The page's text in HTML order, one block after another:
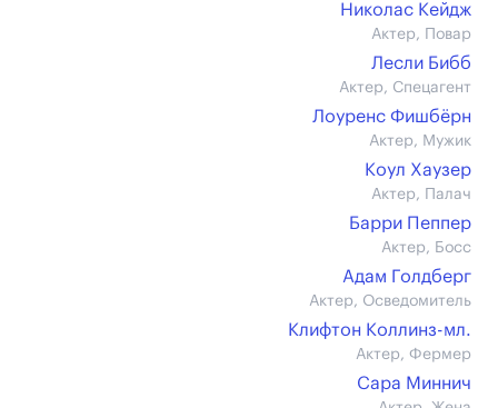
Николас Кейдж
Актер, Повар
Лесли Бибб
Актер, Спецагент
Лоуренс Фишбёрн
Актер, Мужик
Коул Хаузер
Актер, Палач
Барри Пеппер
Актер, Босс
Адам Голдберг
Актер, Осведомитель
Клифтон Коллинз-мл.
Актер, Фермер
Сара Миннич